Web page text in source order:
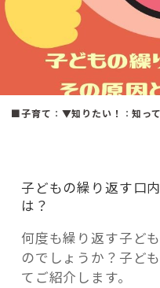
「場」
HAREL
「モノ」
fleXe
■子育て ： ▼知りたい！ ：知っ
子どもの繰り返す口
は？
何度も繰り返す子ど
のでしょうか？子ど
てご紹介します。